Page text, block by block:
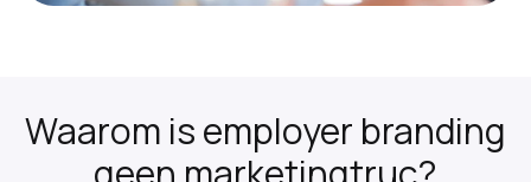
Waarom is employer branding